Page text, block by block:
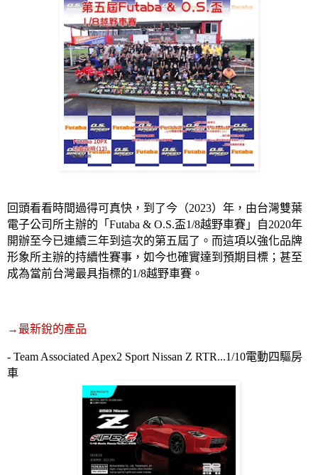
回頭看看時間過得可真快，到了今（2023）年，由台灣雙葉
電子公司所主辦的「 Futaba & O.S.盃1/8越野車賽」自2020年
開辦至今已連續三年到這次的第五屆了。而這項以強化品牌
形象所主辦的持續性賽事，如今也確實達到預期目標；甚至
成為當前台灣最具指標的1/8越野車賽。
→ 最新銳的產品
- Team Associated Apex2 Sport Nissan Z RTR...1/10電動四驅房
車